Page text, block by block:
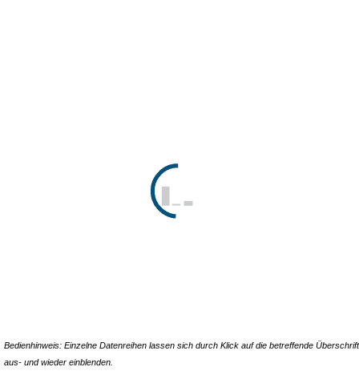
Bedienhinweis: Einzelne Datenreihen lassen sich durch Klick auf die betreffende Überschrift
aus- und wieder einblenden.